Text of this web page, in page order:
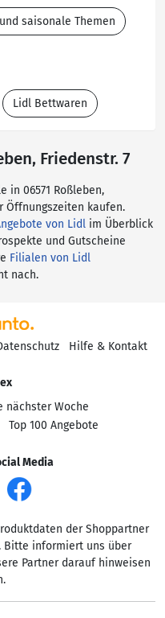
saisonale Themen
Lidl Bettwaren
Friedenstr. 7
in 06571 Roßleben,
Öffnungszeiten kaufen.
von Lidl im Überblick
und Gutscheine
Filialen von Lidl
nach.
Hilfe & Kontakt
nächster Woche
Top 100 Angebote
Media
der Shoppartner
Bitte informiert uns über
Partner darauf hinweisen